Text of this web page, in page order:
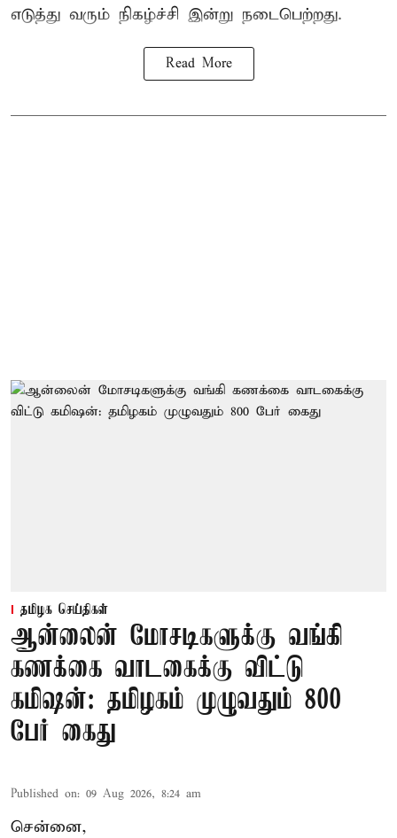
எடுத்து வரும் நிகழ்ச்சி இன்று நடைபெற்றது.
Read More
தமிழக செய்திகள்
ஆன்லைன் மோசடிகளுக்கு வங்கி
கணக்கை வாடகைக்கு விட்டு
கமிஷன்: தமிழகம் முழுவதும் 800
பேர் கைது
Published on: 09 Aug 2026, 8:24 am
சென்னை,